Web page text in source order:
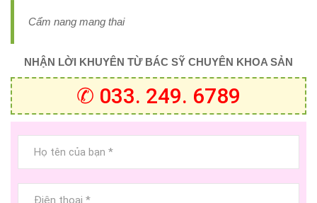
Cẩm nang mang thai
NHẬN LỜI KHUYÊN TỪ BÁC SỸ CHUYÊN KHOA SẢN
✆ 033. 249. 6789